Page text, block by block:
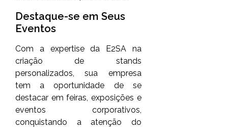
Destaque-se em Seus
Eventos
Com a expertise da E2SA na
criação de stands
personalizados, sua empresa
tem a oportunidade de se
destacar em feiras, exposições e
eventos corporativos,
conquistando a atenção do